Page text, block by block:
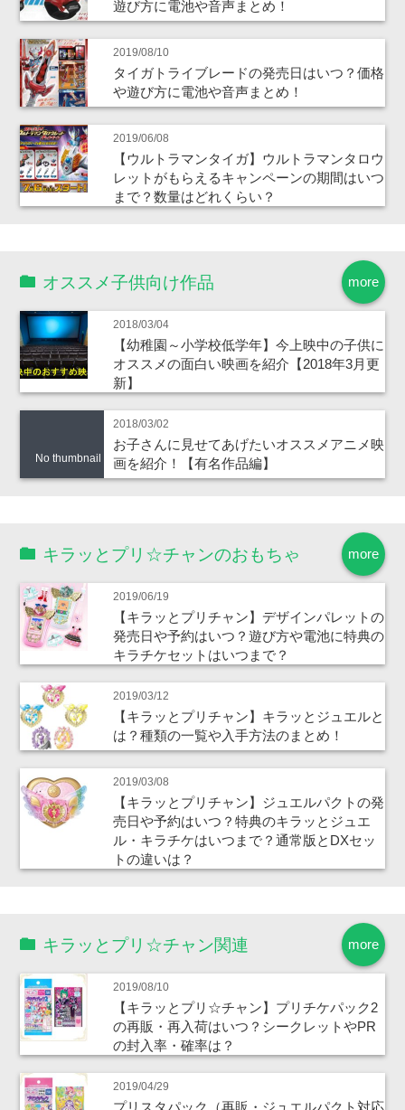
遊び方に電池や音声まとめ！
2019/08/10
タイガトライブレードの発売日はいつ？価格
や遊び方に電池や音声まとめ！
2019/06/08
【ウルトラマンタイガ】ウルトラマンタロウ
レットがもらえるキャンペーンの期間はいつ
まで？数量はどれくらい？
more
オススメ子供向け作品
2018/03/04
【幼稚園～小学校低学年】今上映中の子供に
オススメの面白い映画を紹介【2018年3月更
新】
No thumbnail
2018/03/02
お子さんに見せてあげたいオススメアニメ映
画を紹介！【有名作品編】
more
キラッとプリ☆チャンのおもちゃ
2019/06/19
【キラッとプリチャン】デザインパレットの
発売日や予約はいつ？遊び方や電池に特典の
キラチケセットはいつまで？
2019/03/12
【キラッとプリチャン】キラッとジュエルと
は？種類の一覧や入手方法のまとめ！
2019/03/08
【キラッとプリチャン】ジュエルパクトの発
売日や予約はいつ？特典のキラッとジュエ
ル・キラチケはいつまで？通常版とDXセッ
トの違いは？
more
キラッとプリ☆チャン関連
2019/08/10
【キラッとプリ☆チャン】プリチケパック2
の再販・再入荷はいつ？シークレットやPR
の封入率・確率は？
2019/04/29
プリスタパック（再販・ジュエルパクト対応